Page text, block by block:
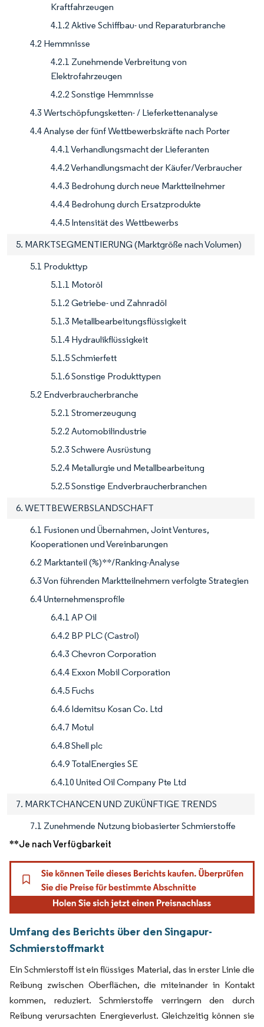
Kraftfahrzeugen
4.1.2 Aktive Schiffbau- und Reparaturbranche
4.2 Hemmnisse
4.2.1 Zunehmende Verbreitung von
Elektrofahrzeugen
4.2.2 Sonstige Hemmnisse
4.3 Wertschöpfungsketten- / Lieferkettenanalyse
4.4 Analyse der fünf Wettbewerbskräfte nach Porter
4.4.1 Verhandlungsmacht der Lieferanten
4.4.2 Verhandlungsmacht der Käufer/Verbraucher
4.4.3 Bedrohung durch neue Marktteilnehmer
4.4.4 Bedrohung durch Ersatzprodukte
4.4.5 Intensität des Wettbewerbs
5. MARKTSEGMENTIERUNG (Marktgröße nach Volumen)
5.1 Produkttyp
5.1.1 Motoröl
5.1.2 Getriebe- und Zahnradöl
5.1.3 Metallbearbeitungsflüssigkeit
5.1.4 Hydraulikflüssigkeit
5.1.5 Schmierfett
5.1.6 Sonstige Produkttypen
5.2 Endverbraucherbranche
5.2.1 Stromerzeugung
5.2.2 Automobilindustrie
5.2.3 Schwere Ausrüstung
5.2.4 Metallurgie und Metallbearbeitung
5.2.5 Sonstige Endverbraucherbranchen
6. WETTBEWERBSLANDSCHAFT
6.1 Fusionen und Übernahmen, Joint Ventures,
Kooperationen und Vereinbarungen
6.2 Marktanteil (%)**/Ranking-Analyse
6.3 Von führenden Marktteilnehmern verfolgte Strategien
6.4 Unternehmensprofile
6.4.1 AP Oil
6.4.2 BP PLC (Castrol)
6.4.3 Chevron Corporation
6.4.4 Exxon Mobil Corporation
6.4.5 Fuchs
6.4.6 Idemitsu Kosan Co. Ltd
6.4.7 Motul
6.4.8 Shell plc
6.4.9 TotalEnergies SE
6.4.10 United Oil Company Pte Ltd
7. MARKTCHANCEN UND ZUKÜNFTIGE TRENDS
7.1 Zunehmende Nutzung biobasierter Schmierstoffe
**Je nach Verfügbarkeit
Umfang des Berichts über den Singapur-
Schmierstoffmarkt
Ein Schmierstoff ist ein flüssiges Material, das in erster Linie die
Reibung zwischen Oberflächen, die miteinander in Kontakt
kommen, reduziert. Schmierstoffe verringern den durch
Reibung verursachten Energieverlust. Gleichzeitig können sie